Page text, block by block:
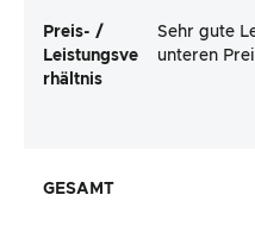
Preis- /
Leistungsve
rhältnis
Sehr gute
unteren
GESAMT